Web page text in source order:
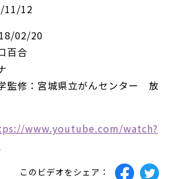
11/12
02/20
百合
監修：宮城県立がんセンター 放
www.youtube.com/watch?
このビデオをシェア：